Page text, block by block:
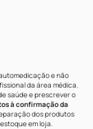
e não
da área médica.
saúde e prescrever o
à confirmação da
dos produtos
em loja.